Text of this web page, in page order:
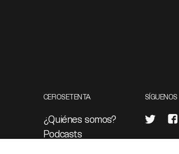
CEROSETENTA
¿Quiénes somos?
Podcasts
SÍGUENOS